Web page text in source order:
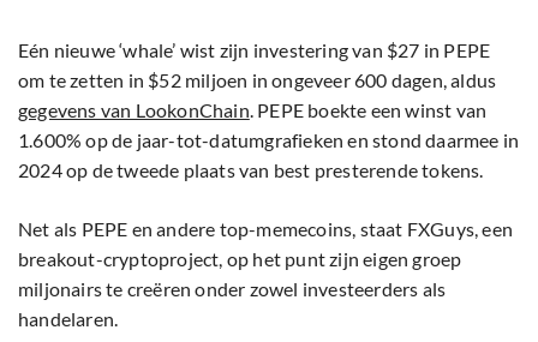
Eén nieuwe ‘whale’ wist zijn investering van $27 in PEPE
om te zetten in $52 miljoen in ongeveer 600 dagen, aldus
gegevens van LookonChain. PEPE boekte een winst van
1.600% op de jaar-tot-datumgrafieken en stond daarmee in
2024 op de tweede plaats van best presterende tokens.
Net als PEPE en andere top-memecoins, staat FXGuys, een
breakout-cryptoproject, op het punt zijn eigen groep
miljonairs te creëren onder zowel investeerders als
handelaren.